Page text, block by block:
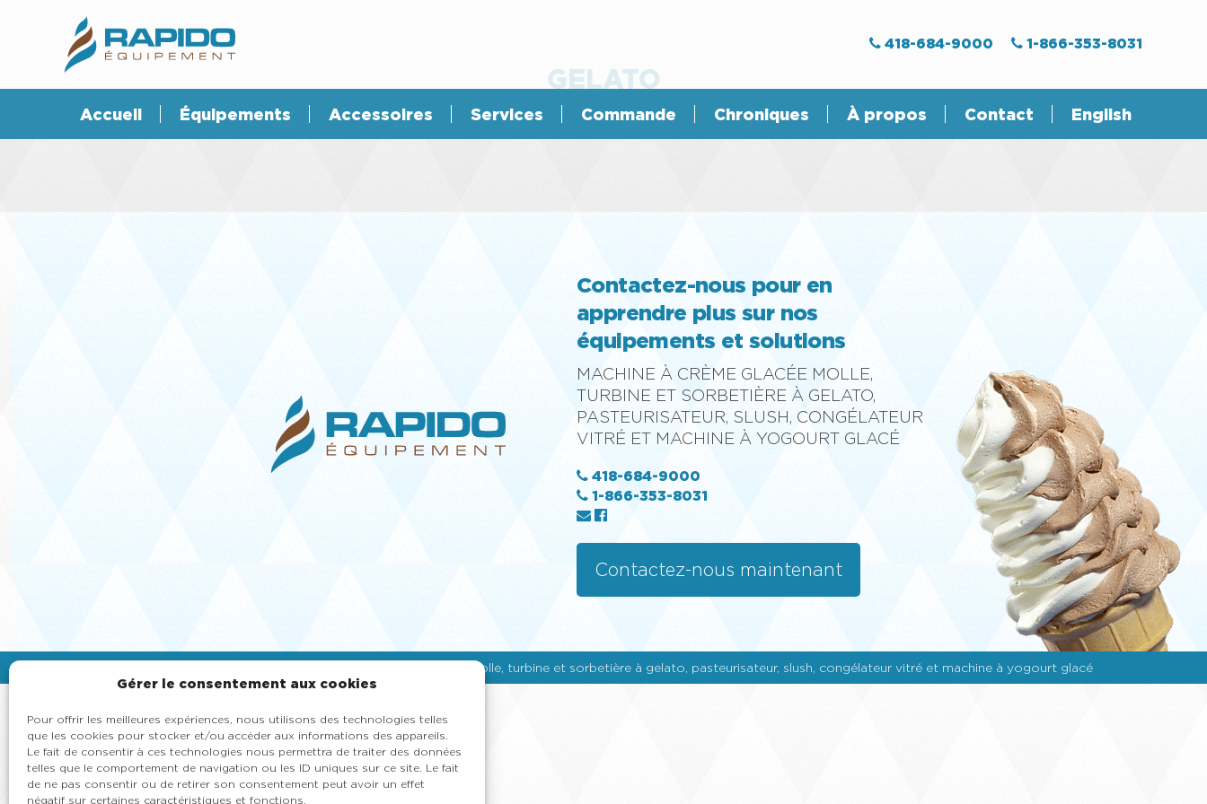
Gérer le consentement aux cookies
Pour offrir les meilleures expériences, nous utilisons des technologies telles
que les cookies pour stocker et/ou accéder aux informations des appareils.
Le fait de consentir à ces technologies nous permettra de traiter des données
telles que le comportement de navigation ou les ID uniques sur ce site. Le fait
de ne pas consentir ou de retirer son consentement peut avoir un effet
négatif sur certaines caractéristiques et fonctions.
418-684-9000 1-866-353-8031
Accueil Équipements Accessoires Services Commande Chroniques À propos Contact English
GELATO
Contactez-nous pour en
apprendre plus sur nos
équipements et solutions
MACHINE À CRÈME GLACÉE MOLLE,
TURBINE ET SORBETIÈRE À GELATO,
PASTEURISATEUR, SLUSH, CONGÉLATEUR
VITRÉ ET MACHINE À YOGOURT GLACÉ
418-684-9000
1-866-353-8031
Contactez-nous maintenant
© 2026, Rapido Équipement Inc , Machine à crème glacée molle, turbine et sorbetière à gelato, pasteurisateur, slush, congélateur vitré et machine à yogourt glacé